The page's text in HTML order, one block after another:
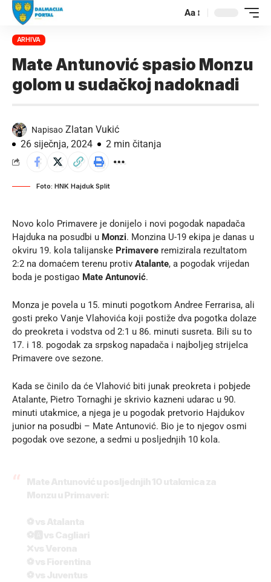
Aa
ARHIVA
Mate Antunović spasio Monzu
golom u sudačkoj nadoknadi
Napisao Zlatan Vukić
26 siječnja, 2024
2 min čitanja
Foto: HNK Hajduk Split
Novo kolo Primavere je donijelo i novi pogodak napadača
Hajduka na posudbi u Monzi. Monzina U-19 ekipa je danas u
okviru 19. kola talijanske Primavere remizirala rezultatom
2:2 na domaćem terenu protiv Atalante, a pogodak vrijedan
boda je postigao Mate Antunović.
Monza je povela u 15. minuti pogotkom Andree Ferrarisa, ali
gosti preko Vanje Vlahovića koji postiže dva pogotka dolaze
do preokreta i vodstva od 2:1 u 86. minuti susreta. Bili su to
17. i 18. pogodak za srpskog napadača i najboljeg strijelca
Primavere ove sezone.
Kada se činilo da će Vlahović biti junak preokreta i pobjede
Atalante, Pietro Tornaghi je skrivio kazneni udarac u 90.
minuti utakmice, a njega je u pogodak pretvorio Hajdukov
junior na posudbi – Mate Antunović. Bio je to njegov osmi
pogodak ove sezone, a sedmi u posljednjih 10 kola.